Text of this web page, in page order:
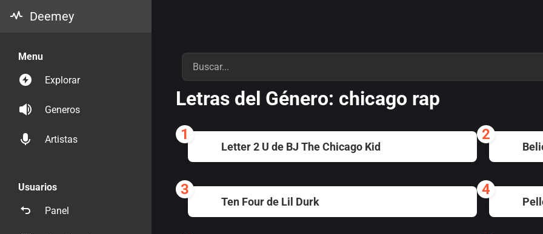
Deemey
Menu
Explorar
Generos
Artistas
Usuarios
Panel
Letras del Género: chicago rap
1
Letter 2 U de BJ The Chicago Kid
2
3
Ten Four de Lil Durk
4